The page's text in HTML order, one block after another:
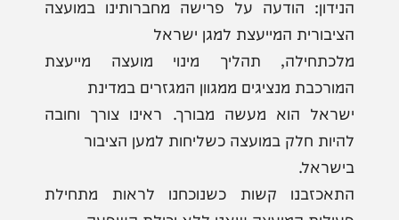
הנידון: הודעה על פרישה מחברותינו במועצה
הציבורית המייעצת למגן ישראל
מלכתחילה, תהליך מינוי מועצה מייעצת
המורכבת מנציגים ממגוון המגזרים במדינת
ישראל הוא מעשה מבורך. ראינו צורך וחובה
להיות חלק במועצה כשליחות למען הציבור
בישראל.
התאכזבנו קשות כשנוכחנו לראות מתחילת